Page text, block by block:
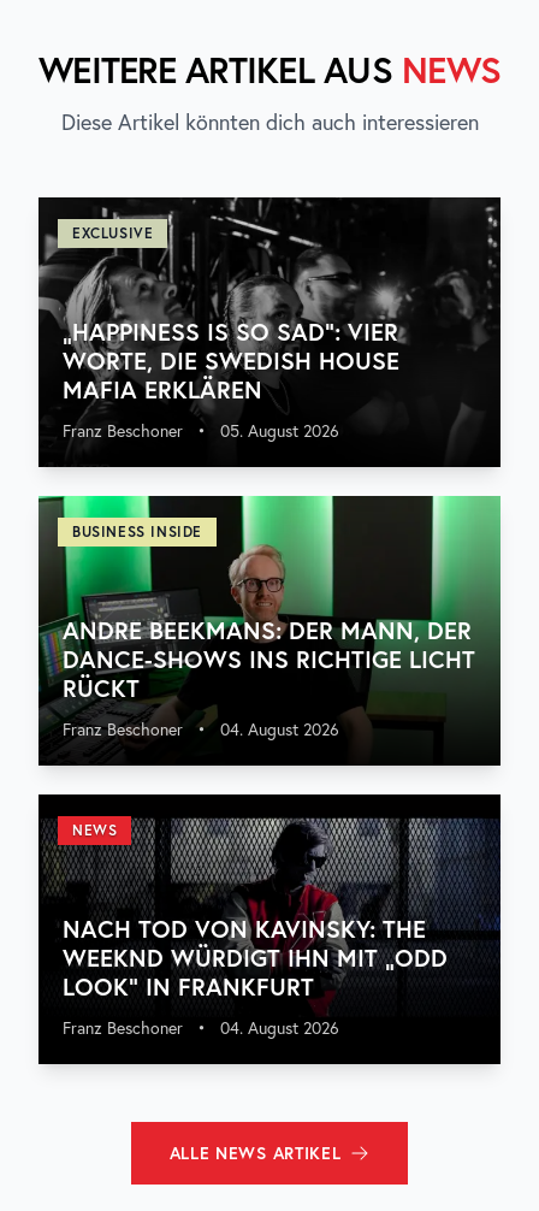
WEITERE ARTIKEL AUS NEWS
Diese Artikel könnten dich auch interessieren
EXCLUSIVE
„HAPPINESS IS SO SAD“: VIER
WORTE, DIE SWEDISH HOUSE
MAFIA ERKLÄREN
Franz Beschoner • 05. August 2026
BUSINESS INSIDE
ANDRE BEEKMANS: DER MANN, DER
DANCE-SHOWS INS RICHTIGE LICHT
RÜCKT
Franz Beschoner • 04. August 2026
NEWS
NACH TOD VON KAVINSKY: THE
WEEKND WÜRDIGT IHN MIT „ODD
LOOK“ IN FRANKFURT
Franz Beschoner • 04. August 2026
ALLE NEWS ARTIKEL